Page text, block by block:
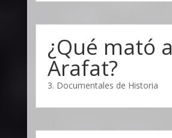
¿Qué mató a
Arafat?
3. Documentales de Historia